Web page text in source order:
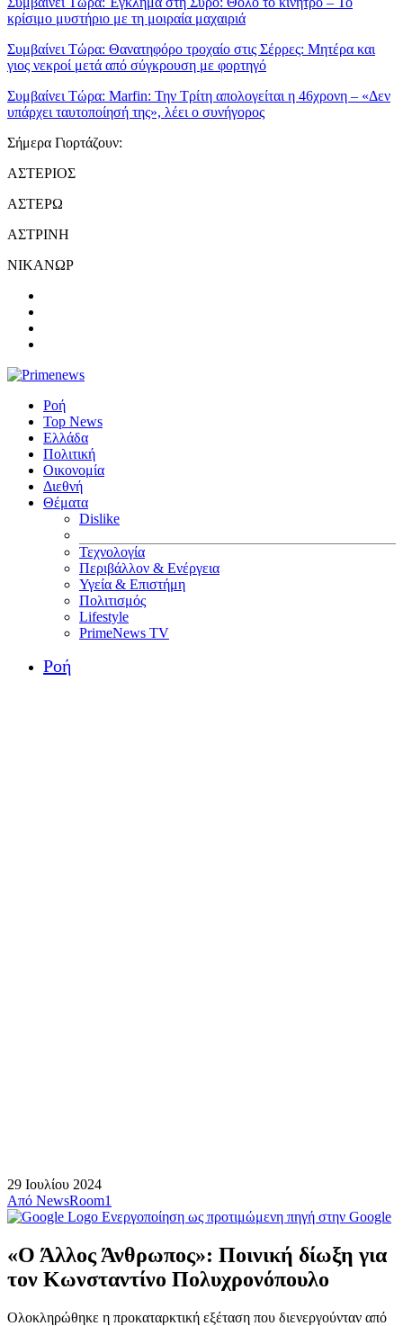
κρίσιμο μυστήριο με τη μοιραία μαχαιριά
Συμβαίνει Τώρα: Θανατηφόρο τροχαίο στις Σέρρες: Μητέρα και
γιος νεκροί μετά από σύγκρουση με φορτηγό
Συμβαίνει Τώρα: Marfin: Την Τρίτη απολογείται η 46χρονη – «Δεν
υπάρχει ταυτοποίησή της», λέει ο συνήγορος
Σήμερα Γιορτάζουν:
ΑΣΤΕΡΙΟΣ
ΑΣΤΕΡΩ
ΑΣΤΡΙΝΗ
ΝΙΚΑΝΩΡ
Ροή
Top News
Ελλάδα
Πολιτική
Οικονομία
Διεθνή
Θέματα
Dislike
Τεχνολογία
Περιβάλλον & Ενέργεια
Υγεία & Επιστήμη
Πολιτισμός
Lifestyle
PrimeNews TV
Ροή
29 Ιουλίου 2024
Από NewsRoom1
Ενεργοποίηση ως προτιμώμενη πηγή στην Google
«Ο Άλλος Άνθρωπος»: Ποινική δίωξη για
τον Κωνσταντίνο Πολυχρονόπουλο
Ολοκληρώθηκε η προκαταρκτική εξέταση που διενεργούνταν από